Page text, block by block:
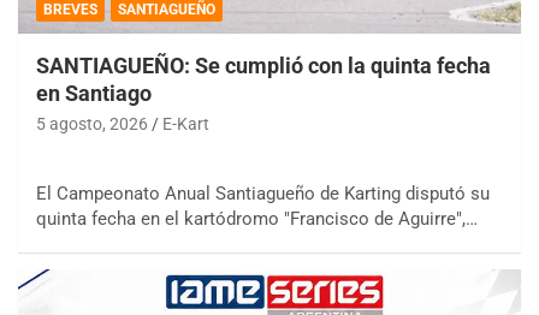
BREVES SANTIAGUEÑO
SANTIAGUEÑO: Se cumplió con la quinta fecha
en Santiago
5 agosto, 2026 E-Kart
El Campeonato Anual Santiagueño de Karting disputó su
quinta fecha en el kartódromo "Francisco de Aguirre",…